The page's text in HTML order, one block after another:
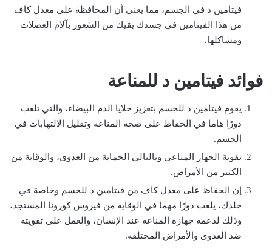
فيتامين د في الجسم، مما يعني أن المحافظة على معدل كاف
من هذا الفيتامين في جسدك يقيك من الشعور بآلام العضلات
ومشاكلها.
فوائد فيتامين د للمناعة
يقوم فيتامين د للجسم بتعزيز خلايا الدم البيضاء، والتي تلعب
دورًا هاما في الحفاظ على صحة المناعة وتقليل الالتهابات في
الجسم.
تقوية الجهاز المناعي وبالتالي الحماية من العدوى، والوقاية من
الكثير من الأمراض.
إن الحفاظ على معدل كاف من فيتامين د للجسم وخاصة في
جلدك، يلعب دورًا مهما في الوقاية من فيروس كورونا المستجد،
وذلك لدعمه جهازة المناعة عند الإنسان، والعمل على تقويته
ضد العدوى والأمراض المختلفة.